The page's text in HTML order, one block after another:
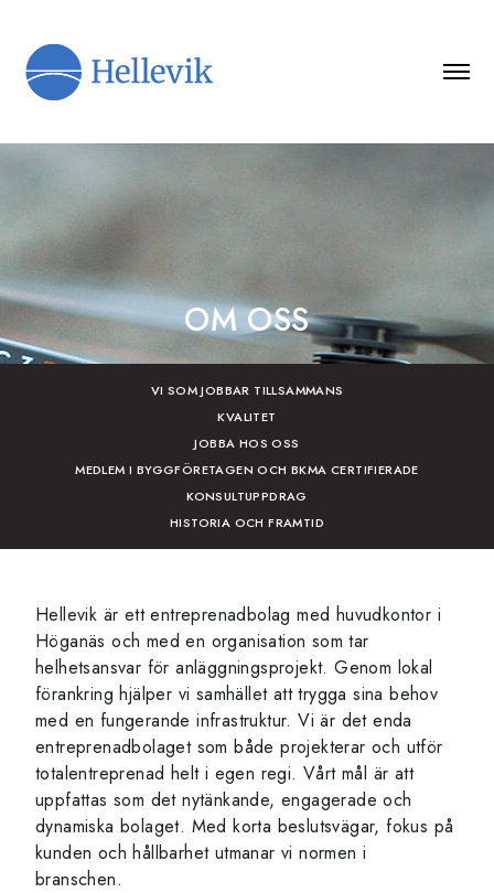
OM OSS
VI SOM JOBBAR TILLSAMMANS
KVALITET
JOBBA HOS OSS
MEDLEM I BYGGFÖRETAGEN OCH BKMA CERTIFIERADE
KONSULTUPPDRAG
HISTORIA OCH FRAMTID
Hellevik är ett entreprenadbolag med huvudkontor i
Höganäs och med en organisation som tar
helhetsansvar för anläggningsprojekt. Genom lokal
förankring hjälper vi samhället att trygga sina behov
med en fungerande infrastruktur. Vi är det enda
entreprenadbolaget som både projekterar och utför
totalentreprenad helt i egen regi. Vårt mål är att
uppfattas som det nytänkande, engagerade och
dynamiska bolaget. Med korta beslutsvägar, fokus på
kunden och hållbarhet utmanar vi normen i
branschen.